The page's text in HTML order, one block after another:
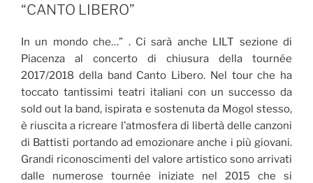
“CANTO LIBERO”
In un mondo che…” . Ci sarà anche LILT sezione di
Piacenza al concerto di chiusura della tournée
2017/2018 della band Canto Libero. Nel tour che ha
toccato tantissimi teatri italiani con un successo da
sold out la band, ispirata e sostenuta da Mogol stesso,
è riuscita a ricreare l’atmosfera di libertà delle canzoni
di Battisti portando ad emozionare anche i più giovani.
Grandi riconoscimenti del valore artistico sono arrivati
dalle numerose tournée iniziate nel 2015 che si